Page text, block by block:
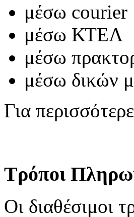
μέσω courier
μέσω ΚΤΕΛ
μέσω
μέσω δικών
Για
Τρόποι
Οι διαθέσιμοι